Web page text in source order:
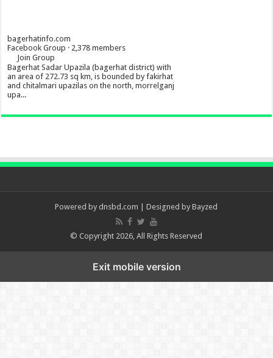
bagerhatinfo.com
Facebook Group · 2,378 members
Join Group
Bagerhat Sadar Upazila (bagerhat district) with
an area of 272.73 sq km, is bounded by fakirhat
and chitalmari upazilas on the north, morrelganj
upa...
Powered by dnsbd.com | Designed byBayzed
© Copyright 2026, All Rights Reserved
Exit mobile version